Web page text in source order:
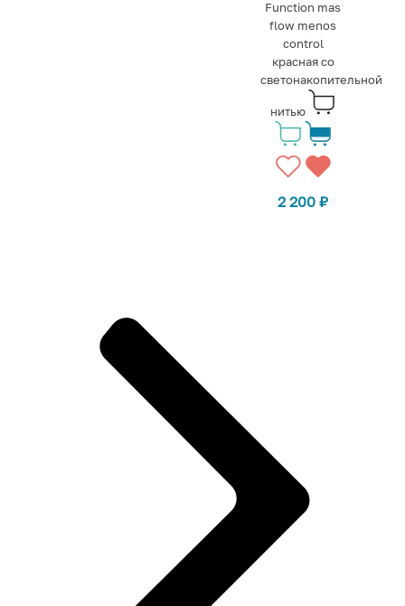
Function mas
flow menos
control
красная со
светонакопительной
нитью
2 200₽